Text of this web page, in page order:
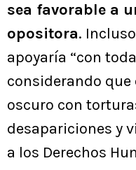
sea favorable a
opositora.
apoyaría “con
considerando
oscuro con
desapariciones y
a los Derechos